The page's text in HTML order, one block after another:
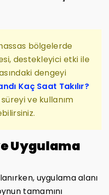
bölgelerde
destekleyici etki ile
dengeyi
Kaç Saat Takılır?
ve kullanım
Uygulama
uygulama alanı
tamamını